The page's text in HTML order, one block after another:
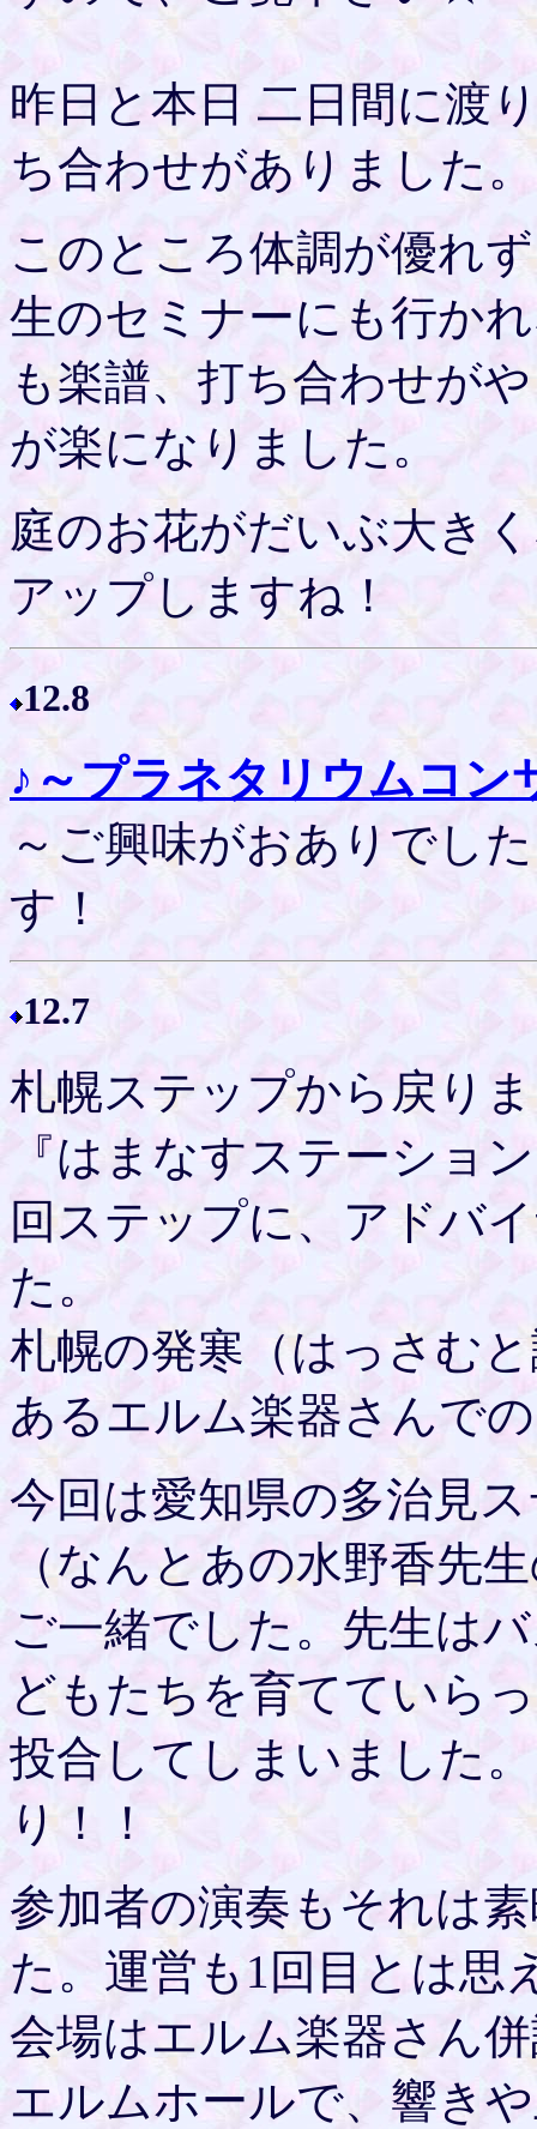
昨日と本日 二日間に渡
ち合わせがありました。
このところ体調が優れ
生のセミナーにも行か
も楽譜、打ち合わせが
が楽になりました。
庭のお花がだいぶ大き
アップしますね！
12.8
♪～プラネタリウムコン
～ご興味がおありでし
す！
12.7
札幌ステップから戻り
『はまなすステーショ
回ステップに、アドバ
た。
札幌の発寒（はっさむ
あるエルム楽器さんで
今回は愛知県の多治見
（なんとあの水野香先
ご一緒でした。先生は
どもたちを育てていら
投合してしまいました
り！！
参加者の演奏もそれは
た。運営も1回目とは思
会場はエルム楽器さん
エルムホールで、響き